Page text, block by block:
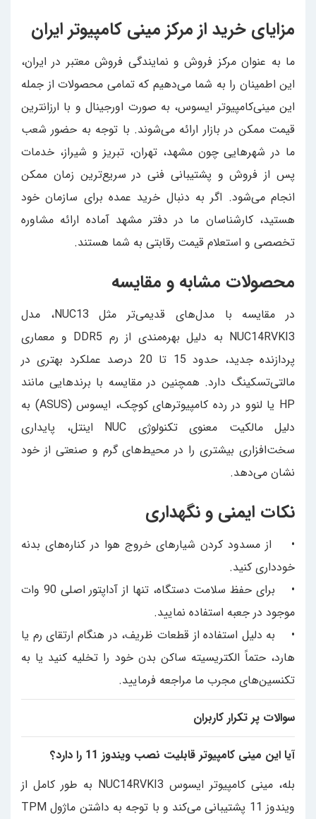
مزایای خرید از مرکز مینی کامپیوتر ایران
ما به عنوان مرکز فروش و نمایندگی فروش معتبر در ایران،
این اطمینان را به شما می‌دهیم که تمامی محصولات از جمله
این مینی‌کامپیوتر ایسوس، به صورت اورجینال و با ارزانترین
قیمت ممکن در بازار ارائه می‌شوند. با توجه به حضور شعب
ما در شهرهایی چون مشهد، تهران، تبریز و شیراز، خدمات
پس از فروش و پشتیبانی فنی در سریع‌ترین زمان ممکن
انجام می‌شود. اگر به دنبال خرید عمده برای سازمان خود
هستید، کارشناسان ما در دفتر مشهد آماده ارائه مشاوره
تخصصی و استعلام قیمت رقابتی به شما هستند.
محصولات مشابه و مقایسه
در مقایسه با مدل‌های قدیمی‌تر مثل NUC13، مدل
NUC14RVKI3 به دلیل بهره‌مندی از رم DDR5 و معماری
پردازنده جدید، حدود 15 تا 20 درصد عملکرد بهتری در
مالتی‌تسکینگ دارد. همچنین در مقایسه با برندهایی مانند
HP یا لنوو در رده کامپیوترهای کوچک، ایسوس (ASUS) به
دلیل مالکیت معنوی تکنولوژی NUC اینتل، پایداری
سخت‌افزاری بیشتری را در محیط‌های گرم و صنعتی از خود
نشان می‌دهد.
نکات ایمنی و نگهداری
• از مسدود کردن شیارهای خروج هوا در کناره‌های بدنه
خودداری کنید.
• برای حفظ سلامت دستگاه، تنها از آداپتور اصلی 90 وات
موجود در جعبه استفاده نمایید.
• به دلیل استفاده از قطعات ظریف، در هنگام ارتقای رم یا
هارد، حتماً الکتریسیته ساکن بدن خود را تخلیه کنید یا به
تکنسین‌های مجرب ما مراجعه فرمایید.
سوالات پر تکرار کاربران
آیا این مینی کامپیوتر قابلیت نصب ویندوز 11 را دارد؟
بله، مینی کامپیوتر ایسوس NUC14RVKI3 به طور کامل از
ویندوز 11 پشتیبانی می‌کند و با توجه به داشتن ماژول TPM